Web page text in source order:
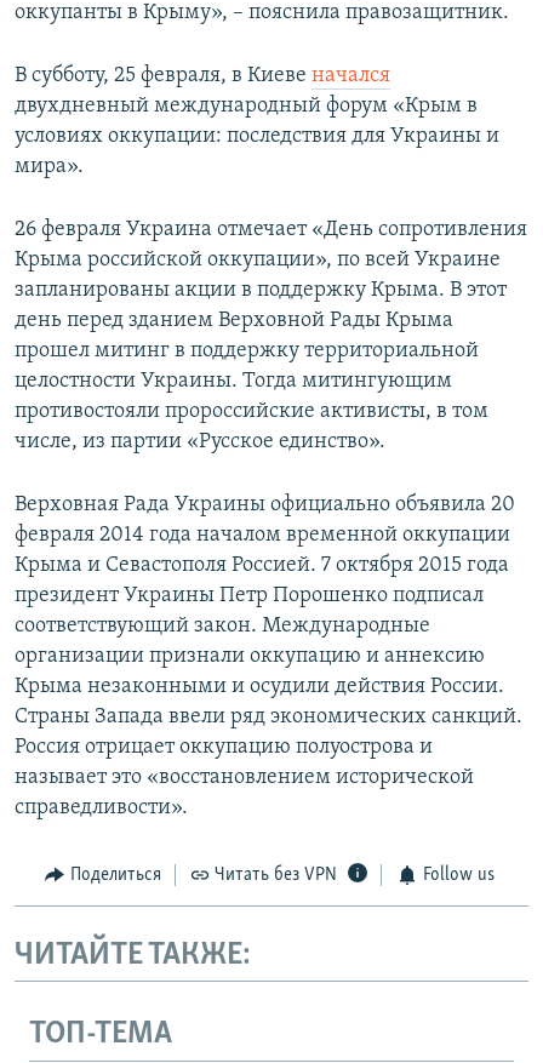
оккупанты в Крыму», – пояснила правозащитник.
В субботу, 25 февраля, в Киеве начался
двухдневный международный форум «Крым в
условиях оккупации: последствия для Украины и
мира».
26 февраля Украина отмечает «День сопротивления
Крыма российской оккупации», по всей Украине
запланированы акции в поддержку Крыма. В этот
день перед зданием Верховной Рады Крыма
прошел митинг в поддержку территориальной
целостности Украины. Тогда митингующим
противостояли пророссийские активисты, в том
числе, из партии «Русское единство».
Верховная Рада Украины официально объявила 20
февраля 2014 года началом временной оккупации
Крыма и Севастополя Россией. 7 октября 2015 года
президент Украины Петр Порошенко подписал
соответствующий закон. Международные
организации признали оккупацию и аннексию
Крыма незаконными и осудили действия России.
Страны Запада ввели ряд экономических санкций.
Россия отрицает оккупацию полуострова и
называет это «восстановлением исторической
справедливости».
Поделиться Читать без VPN Follow us
ЧИТАЙТЕ ТАКЖЕ:
ТОП-ТЕМА